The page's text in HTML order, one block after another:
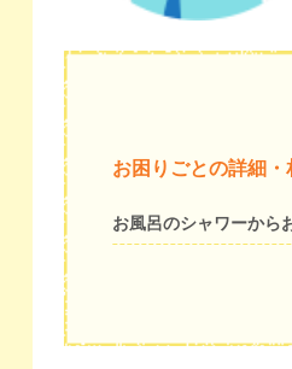
お困りごとの詳細
お風呂のシャワーから